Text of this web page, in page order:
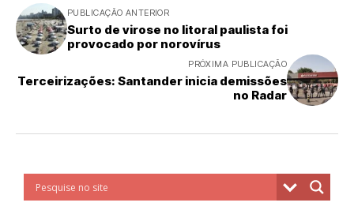
PUBLICAÇÃO ANTERIOR
Surto de virose no litoral paulista foi
provocado por norovírus
PRÓXIMA PUBLICAÇÃO
Terceirizações: Santander inicia demissões
no Radar